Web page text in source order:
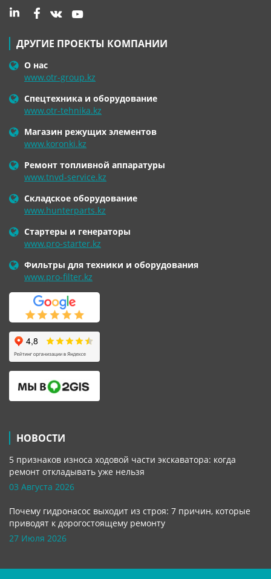
ДРУГИЕ ПРОЕКТЫ КОМПАНИИ
О нас
www.otr-group.kz
Спецтехника и оборудование
www.otr-tehnika.kz
Магазин режущих элементов
www.koronki.kz
Ремонт топливной аппаратуры
www.tnvd-service.kz
Складское оборудование
www.hunterparts.kz
Стартеры и генераторы
www.pro-starter.kz
Фильтры для техники и оборудования
www.pro-filter.kz
НОВОСТИ
5 признаков износа ходовой части экскаватора: когда
ремонт откладывать уже нельзя
03 Августа 2026
Почему гидронасос выходит из строя: 7 причин, которые
приводят к дорогостоящему ремонту
27 Июля 2026